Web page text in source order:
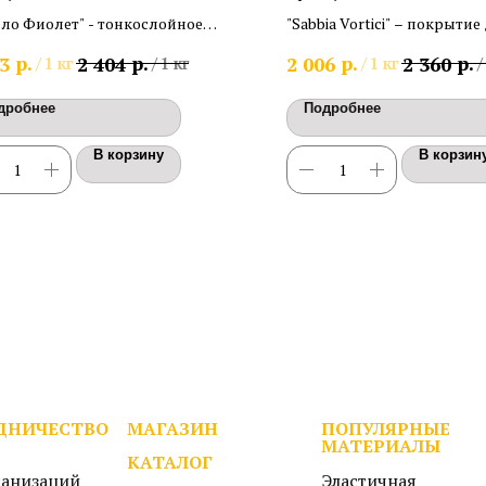
Фиолет" - тонкослойное
Расход 0,2кг/м2.
р. / 1 кг2 404 р./1 кг
В корзину
"Sabbia Vortici" – покрытие
"блестящий песок"
2 006 р. / 1 кг2 360 р./
Подробнее
В
МАГАЗИН
КАТАЛОГ
ПОПУЛЯРНЫЕ
МАТЕРИАЛЫ
Эластичная